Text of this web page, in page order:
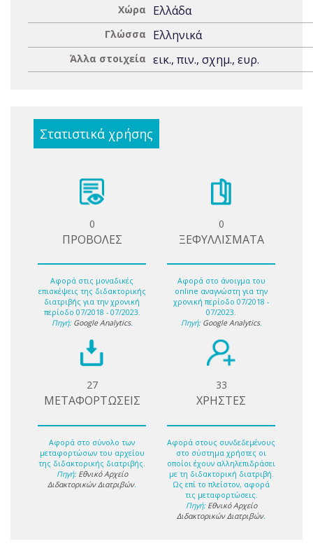
Χώρα Ελλάδα
Γλώσσα Ελληνικά
Άλλα στοιχεία εικ., πιν., σχημ., ευρ.
Στατιστικά χρήσης
0
ΠΡΟΒΟΛΕΣ
Αφορά στις μοναδικές
επισκέψεις της διδακτορικής
διατριβής για την χρονική
περίοδο 07/2018 - 07/2023.
Πηγή: Google Analytics.
0
ΞΕΦΥΛΛΙΣΜΑΤΑ
Αφορά στο άνοιγμα του
online αναγνώστη για την
χρονική περίοδο 07/2018 -
07/2023.
Πηγή: Google Analytics.
27
ΜΕΤΑΦΟΡΤΩΣΕΙΣ
Αφορά στο σύνολο των
μεταφορτώσων του αρχείου
της διδακτορικής διατριβής.
Πηγή: Εθνικό Αρχείο
Διδακτορικών Διατριβών.
33
ΧΡΗΣΤΕΣ
Αφορά στους συνδεδεμένους
στο σύστημα χρήστες οι
οποίοι έχουν αλληλεπιδράσει
με τη διδακτορική διατριβή.
Ως επί το πλείστον, αφορά
τις μεταφορτώσεις.
Πηγή: Εθνικό Αρχείο
Διδακτορικών Διατριβών.